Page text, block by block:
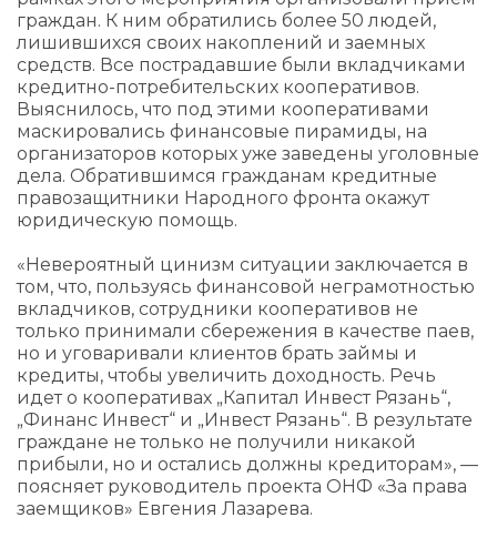
граждан. К ним обратились более 50 людей,
лишившихся своих накоплений и заемных
средств. Все пострадавшие были вкладчиками
кредитно-потребительских кооперативов.
Выяснилось, что под этими кооперативами
маскировались финансовые пирамиды, на
организаторов которых уже заведены уголовные
дела. Обратившимся гражданам кредитные
правозащитники Народного фронта окажут
юридическую помощь.
«Невероятный цинизм ситуации заключается в
том, что, пользуясь финансовой неграмотностью
вкладчиков, сотрудники кооперативов не
только принимали сбережения в качестве паев,
но и уговаривали клиентов брать займы и
кредиты, чтобы увеличить доходность. Речь
идет о кооперативах „Капитал Инвест Рязань“,
„Финанс Инвест“ и „Инвест Рязань“. В результате
граждане не только не получили никакой
прибыли, но и остались должны кредиторам», —
поясняет руководитель проекта ОНФ «За права
заемщиков» Евгения Лазарева.